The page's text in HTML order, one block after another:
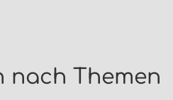
nach Themen